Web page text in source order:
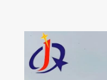
Qızıl Emalı